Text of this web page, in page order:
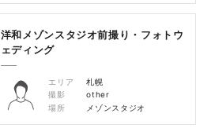
洋和メゾンスタジオ前撮り・フォトウ
ェディング
エリア
札幌
撮影
other
場所
メゾンスタジオ